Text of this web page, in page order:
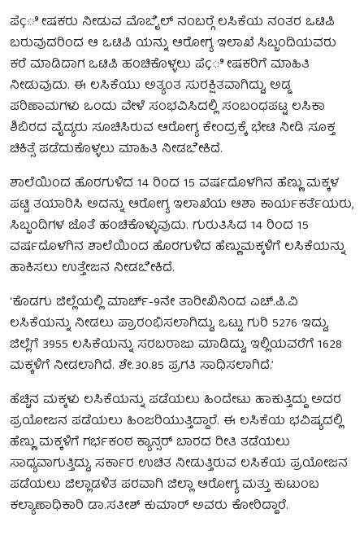
ಪೆÇೀಷಕರು ನೀಡುವ ಮೊಬೈಲ್ ನಂಬರ್‍ಗೆ ಲಸಿಕೆಯ ನಂತರ ಒಟಿಪಿ
ಬರುವುದರಿಂದ ಆ ಒಟಿಪಿ ಯನ್ನು ಆರೋಗ್ಯ ಇಲಾಖೆ ಸಿಬ್ಬಂದಿಯವರು
ಕರೆ ಮಾಡಿದಾಗ ಒಟಿಪಿ ಹಂಚಿಕೊಳ್ಳಲು ಪೆÇೀಷಕರಿಗೆ ಮಾಹಿತಿ
ನೀಡುವುದು. ಈ ಲಸಿಕೆಯು ಅತ್ಯಂತ ಸುರಕ್ಷಿತವಾಗಿದ್ದು, ಅಡ್ಡ
ಪರಿಣಾಮಗಳು ಒಂದು ವೇಳೆ ಸಂಭವಿಸಿದಲ್ಲಿ ಸಂಬಂಧಪಟ್ಟ ಲಸಿಕಾ
ಶಿಬಿರದ ವೈದ್ಯರು ಸೂಚಿಸಿರುವ ಆರೋಗ್ಯ ಕೇಂದ್ರಕ್ಕೆ ಭೇಟಿ ನೀಡಿ ಸೂಕ್ತ
ಚಿಕಿತ್ಸೆ ಪಡೆದುಕೊಳ್ಳಲು ಮಾಹಿತಿ ನೀಡಬೇಕಿದೆ.
ಶಾಲೆಯಿಂದ ಹೊರಗುಳಿದ 14 ರಿಂದ 15 ವರ್ಷದೊಳಗಿನ ಹೆಣ್ಣು ಮಕ್ಕಳ
ಪಟ್ಟಿ ತಯಾರಿಸಿ ಅದನ್ನು ಆರೋಗ್ಯ ಇಲಾಖೆಯ ಆಶಾ ಕಾರ್ಯಕರ್ತೆಯರು,
ಸಿಬ್ಬಂದಿಗಳ ಜೊತೆ ಹಂಚಿಕೊಳ್ಳುವುದು. ಗುರುತಿಸಿದ 14 ರಿಂದ 15
ವರ್ಷದೊಳಗಿನ ಶಾಲೆಯಿಂದ ಹೊರಗುಳಿದ ಹೆಣ್ಣುಮಕ್ಕಳಿಗೆ ಲಸಿಕೆಯನ್ನು
ಹಾಕಿಸಲು ಉತ್ತೇಜನ ನೀಡಬೇಕಿದೆ.
‘ಕೊಡಗು ಜಿಲ್ಲೆಯಲ್ಲಿ ಮಾರ್ಚ್-9ನೇ ತಾರೀಖಿನಿಂದ ಎಚ್.ಪಿ.ವಿ
ಲಸಿಕೆಯನ್ನು ನೀಡಲು ಪ್ರಾರಂಭಿಸಲಾಗಿದ್ದು, ಒಟ್ಟು ಗುರಿ 5276 ಇದ್ದು,
ಜಿಲ್ಲೆಗೆ 3955 ಲಸಿಕೆಯನ್ನು ಸರಬರಾಜು ಮಾಡಿದ್ದು, ಇಲ್ಲಿಯವರೆಗೆ 1628
ಮಕ್ಕಳಿಗೆ ನೀಡಲಾಗಿದೆ. ಶೇ.30.85 ಪ್ರಗತಿ ಸಾಧಿಸಲಾಗಿದೆ.’
ಹೆಚ್ಚಿನ ಮಕ್ಕಳು ಲಸಿಕೆಯನ್ನು ಪಡೆಯಲು ಹಿಂದೇಟು ಹಾಕುತ್ತಿದ್ದು ಅದರ
ಪ್ರಯೋಜನ ಪಡೆಯಲು ಹಿಂಜರಿಯುತ್ತಿದ್ದಾರೆ. ಈ ಲಸಿಕೆಯ ಭವಿಷ್ಯದಲ್ಲಿ
ಹೆಣ್ಣು ಮಕ್ಕಳಿಗೆ ಗರ್ಭಕಂಠ ಕ್ಯಾನ್ಸರ್ ಬಾರದ ರೀತಿ ತಡೆಯಲು
ಸಾಧ್ಯವಾಗುತ್ತಿದ್ದು, ಸರ್ಕಾರ ಉಚಿತ ನೀಡುತ್ತಿರುವ ಲಸಿಕೆಯ ಪ್ರಯೋಜನ
ಪಡೆಯಲು ಜಿಲ್ಲಾಡಳಿತ ಪರವಾಗಿ ಜಿಲ್ಲಾ ಆರೋಗ್ಯ ಮತ್ತು ಕುಟುಂಬ
ಕಲ್ಯಾಣಾಧಿಕಾರಿ ಡಾ.ಸತೀಶ್ ಕುಮಾರ್ ಅವರು ಕೋರಿದ್ದಾರೆ.